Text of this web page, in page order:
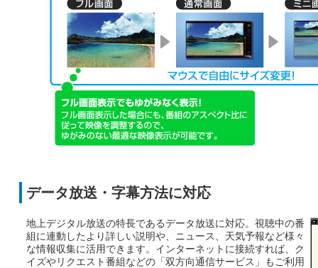
データ放送・字幕方法に対応
地上デジタル放送の特長であるデータ放送に対応。視聴中の番
組に連動したより詳しい説明や、ニュース、天気予報など様々
な情報収集に活用できます。インターネットに接続すれば、ク
イズやリクエスト番組などの「双方向通信サービス」もご利用